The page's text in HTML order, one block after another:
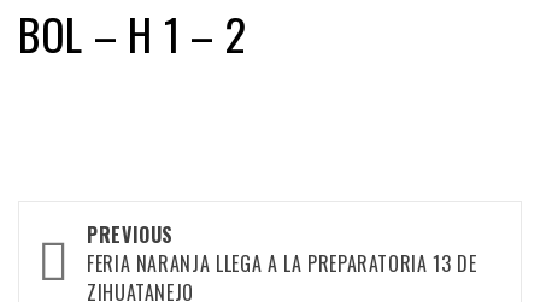
BOL – H 1 – 2
Post
navigation
PREVIOUS
FERIA NARANJA LLEGA A LA PREPARATORIA 13 DE
ZIHUATANEJO